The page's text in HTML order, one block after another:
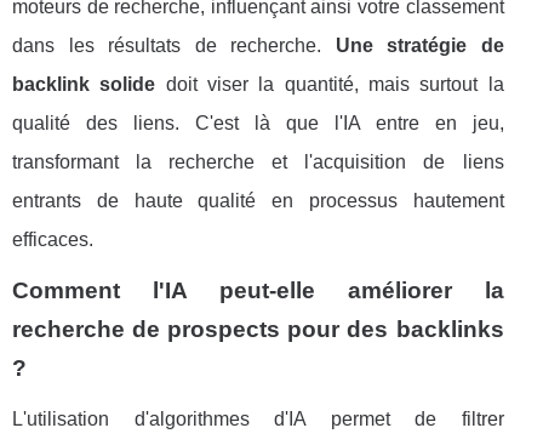
moteurs de recherche, influençant ainsi votre classement
dans les résultats de recherche. Une stratégie de
backlink solide doit viser la quantité, mais surtout la
qualité des liens. C'est là que l'IA entre en jeu,
transformant la recherche et l'acquisition de liens
entrants de haute qualité en processus hautement
efficaces.
Comment l'IA peut-elle améliorer la
recherche de prospects pour des backlinks
?
L'utilisation d'algorithmes d'IA permet de filtrer